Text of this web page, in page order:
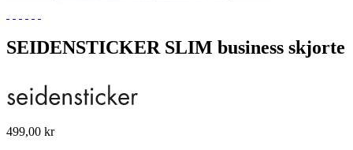
SEIDENSTICKER SLIM business skjorte
499,00 kr